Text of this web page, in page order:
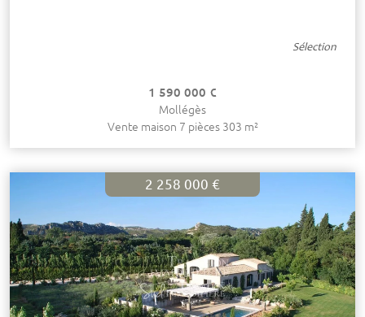
Sélection
1 590 000 €
Mollégès
Vente maison 7 pièces 303 m²
2 258 000 €